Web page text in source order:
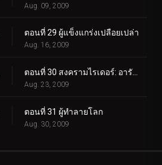
Aug. 09, 2009
ตอนที่ 29 ผู้แข็งแกร่งเปลือยเปล่า
Aug. 16, 2009
Aug. 23, 2009
ตอนที่ 31 ผู้ทำลายโลก
Aug. 30, 2009